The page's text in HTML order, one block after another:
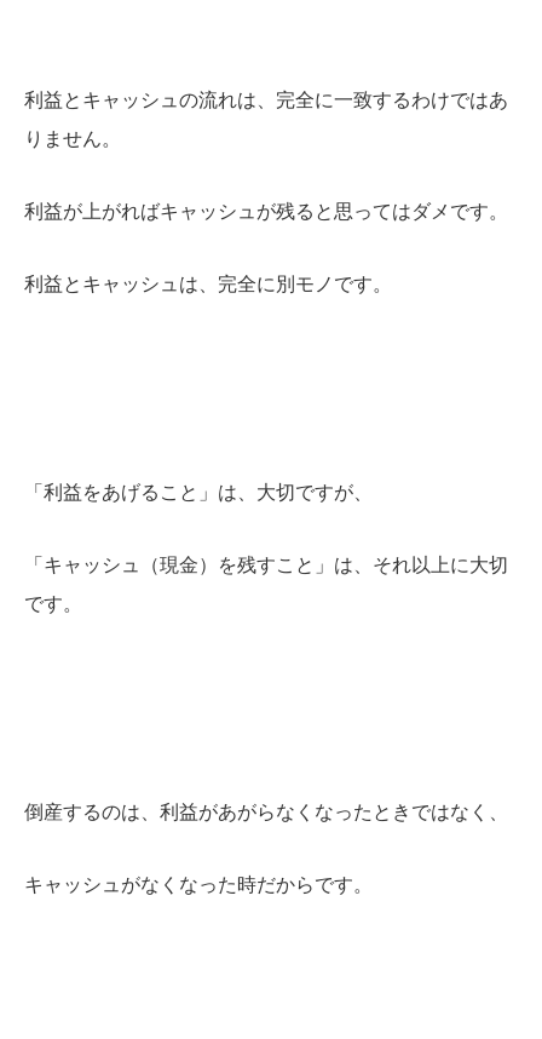
利益とキャッシュの流れは、完全に一致するわけではあ
りません。
利益が上がればキャッシュが残ると思ってはダメです。
利益とキャッシュは、完全に別モノです。
「利益をあげること」は、大切ですが、
「キャッシュ（現金）を残すこと」は 、それ以上に大切
です。
倒産するのは、利益があがらなくなったときではなく、
キャッシュがなくなった時だからです。